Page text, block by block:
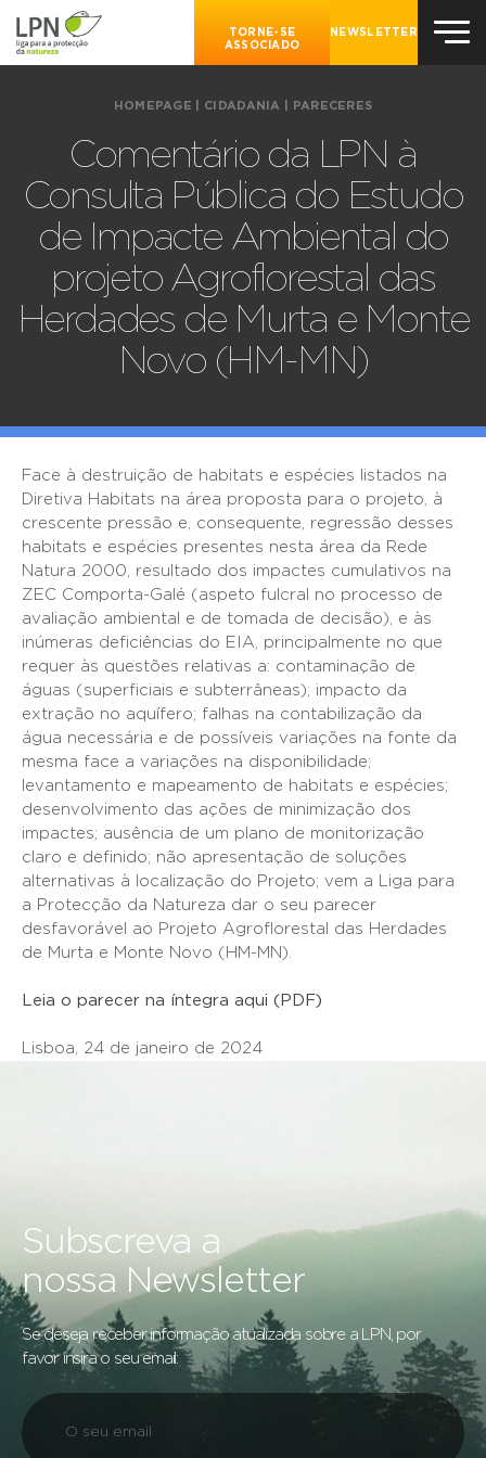
TORNE-SE
ASSOCIADO
NEWSLETTER
HOMEPAGE CIDADANIA PARECERES
Comentário da LPN à
Consulta Pública do Estudo
de Impacte Ambiental do
projeto Agroflorestal das
Herdades de Murta e Monte
Novo (HM-MN)
Face à destruição de habitats e espécies listados na
Diretiva Habitats na área proposta para o projeto, à
crescente pressão e, consequente, regressão desses
habitats e espécies presentes nesta área da Rede
Natura 2000, resultado dos impactes cumulativos na
ZEC Comporta-Galé (aspeto fulcral no processo de
avaliação ambiental e de tomada de decisão), e às
inúmeras deficiências do EIA, principalmente no que
requer às questões relativas a: contaminação de
águas (superficiais e subterrâneas); impacto da
extração no aquífero; falhas na contabilização da
água necessária e de possíveis variações na fonte da
mesma face a variações na disponibilidade;
levantamento e mapeamento de habitats e espécies;
desenvolvimento das ações de minimização dos
impactes; ausência de um plano de monitorização
claro e definido; não apresentação de soluções
alternativas à localização do Projeto; vem a Liga para
a Protecção da Natureza dar o seu parecer
desfavorável ao Projeto Agroflorestal das Herdades
de Murta e Monte Novo (HM-MN).
Leia o parecer na íntegra aqui (PDF)
Lisboa, 24 de janeiro de 2024
Subscreva a
nossa Newsletter
Se deseja receber informação atualizada sobre a LPN, por
favor insira o seu email: